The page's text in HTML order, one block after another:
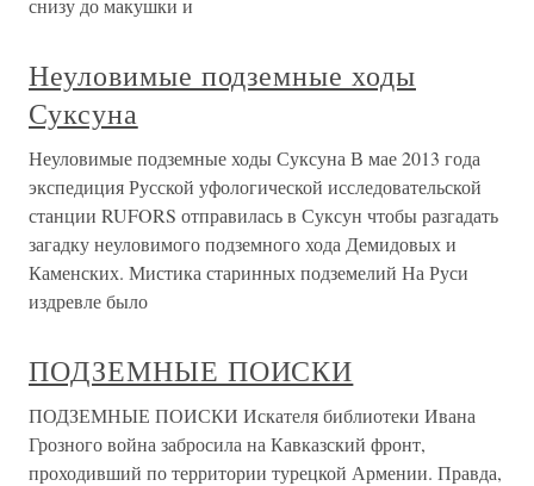
снизу до макушки и
Неуловимые подземные ходы
Суксуна
Неуловимые подземные ходы Суксуна В мае 2013 года
экспедиция Русской уфологической исследовательской
станции RUFORS отправилась в Суксун чтобы разгадать
загадку неуловимого подземного хода Демидовых и
Каменских. Мистика старинных подземелий На Руси
издревле было
ПОДЗЕМНЫЕ ПОИСКИ
ПОДЗЕМНЫЕ ПОИСКИ Искателя библиотеки Ивана
Грозного война забросила на Кавказский фронт,
проходивший по территории турецкой Армении. Правда,